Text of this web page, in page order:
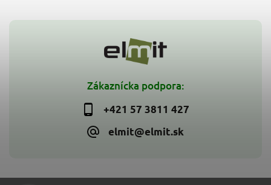
Zákaznícka podpora:
+421 57 3811 427
elmit@elmit.sk